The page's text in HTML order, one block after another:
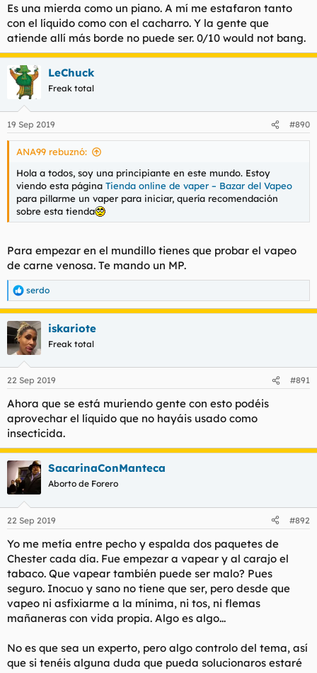
Es una mierda como un piano. A mí me estafaron tanto
con el líquido como con el cacharro. Y la gente que
atiende allí más borde no puede ser. 0/10 would not bang.
LeChuck
Freak total
19 Sep 2019 #890
ANA99 rebuznó:
Hola a todos, soy una principiante en este mundo. Estoy
viendo esta página Tienda online de vaper – Bazar del Vapeo
para pillarme un vaper para iniciar, quería recomendación
sobre esta tienda
Para empezar en el mundillo tienes que probar el vapeo
de carne venosa. Te mando un MP.
R
e
a
c
c
i
e
:
serdo
iskariote
Freak total
22 Sep 2019 #891
Ahora que se está muriendo gente con esto podéis
aprovechar el líquido que no hayáis usado como
insecticida.
SacarinaConManteca
Aborto de Forero
22 Sep 2019 #892
Yo me metía entre pecho y espalda dos paquetes de
Chester cada día. Fue empezar a vapear y al carajo el
tabaco. Que vapear también puede ser malo? Pues
seguro. Inocuo y sano no tiene que ser, pero desde que
vapeo ni asfixiarme a la mínima, ni tos, ni flemas
mañaneras con vida propia. Algo es algo...
No es que sea un experto, pero algo controlo del tema, así
que si tenéis alguna duda que pueda solucionaros estaré